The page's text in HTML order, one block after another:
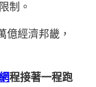
制。
億經濟邦畿，
程接著一程跑